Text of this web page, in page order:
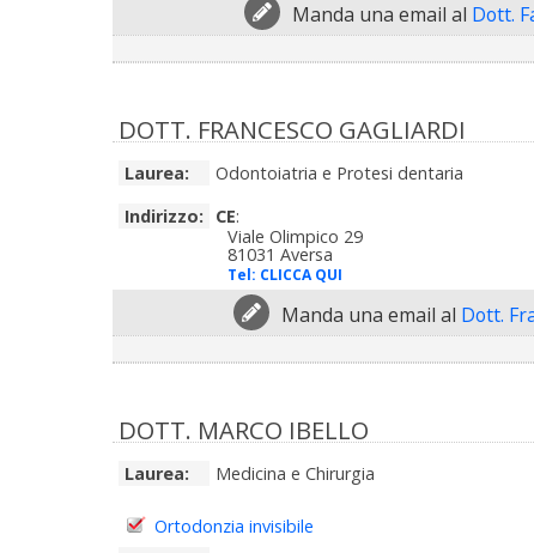
Manda una email al Dott.
DOTT. FRANCESCO GAGLIARDI
Laurea:
Odontoiatria e Protesi dentaria
Indirizzo:
CE:
Viale Olimpico 29
81031 Aversa
Tel: CLICCA QUI
Manda una email al Dott.
DOTT. MARCO IBELLO
Laurea: Medicina e Chirurgia
Ortodonzia invisibile